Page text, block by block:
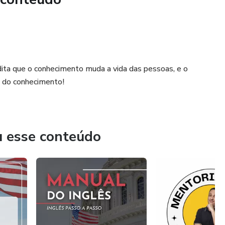
que o conhecimento muda a vida das pessoas, e o
conhecimento!
conteúdo